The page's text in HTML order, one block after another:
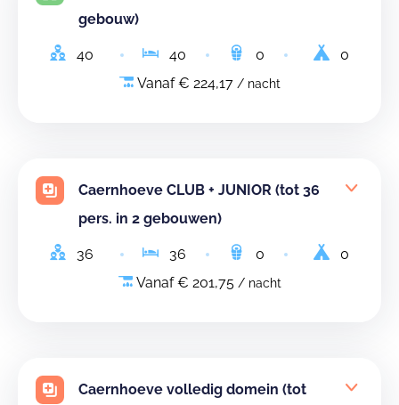
gebouw)
40 40 0
0
Vanaf € 224,17 / nacht
Caernhoeve CLUB + JUNIOR (tot 36
pers. in 2 gebouwen)
36 36 0
0
Vanaf € 201,75 / nacht
Caernhoeve volledig domein (tot